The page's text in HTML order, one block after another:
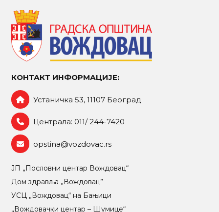
КОНТАКТ ИНФОРМАЦИЈЕ:
Устаничка 53, 11107 Београд
Централа: 011/ 244-7420
opstina@vozdovac.rs
ЈП „Пословни центар Вождовац“
Дом здравља „Вождовац”
УСЦ „Вождовац“ на Бањици
„Вождовачки центар – Шумице“